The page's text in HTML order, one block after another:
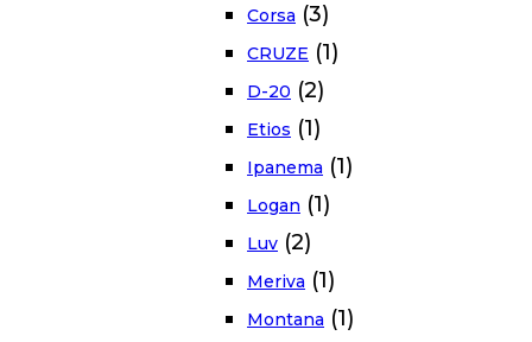
Corsa (3)
CRUZE (1)
D-20 (2)
Etios (1)
Ipanema (1)
Logan (1)
Luv (2)
Meriva (1)
Montana (1)